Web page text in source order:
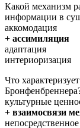
Какой механизм
информации в
аккомодация
+ ассимиляция
адаптация
интериоризация
Что
культурные
+ взаимосвязи